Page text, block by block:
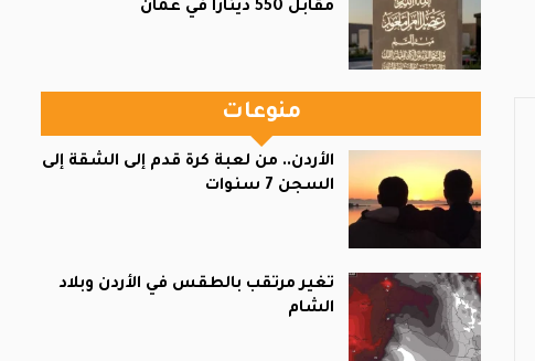
مقابل 550 دينارا في عمّان
منوعات
الأردن.. من لعبة كرة قدم إلى الشقة إلى
السجن 7 سنوات
تغير مرتقب بالطقس في الأردن وبلاد
الشام